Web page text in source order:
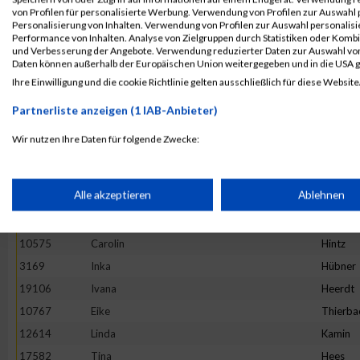
4892
Maria Hesse
13982
Maria Ivanova
16781
Stefanie Prehm
11527
Rebecca
19922
Anne
4952
Barbara Minten
Ano Nym
10575
Carolin Hintz
3169
Inka Hübner
19106
Ivana Heerdt
10767
Eike
12614
Linda Kamin
17582
Tina Hees
von Profilen für personalisierte Werbung. Verwendung von Profilen zur
Personalisierung von Inhalten. Verwendung von Profilen zur Auswahl
Performance von Inhalten. Analyse von Zielgruppen durch Statistiken oder
und Verbesserung der Angebote. Verwendung reduzierter Daten zur Auswahl
Daten können außerhalb der Europäischen Union weitergegeben und in die USA
Ihre Einwilligung und die cookie Richtlinie gelten ausschließlich für diese
Partnerliste anzeigen (1 IAB-Anbieter)
Wir nutzen Ihre Daten für folgende Zwecke:
Speichern von oder Zugriff auf Informationen auf einem
Verwendung reduzierter Daten zur Auswahl von Werbeanzeigen
Erstellung von Profilen für personalisierte Werbung
Verwendung von Profilen zur Auswahl personalisierter Werbung
Alle akzeptieren Ablehnen